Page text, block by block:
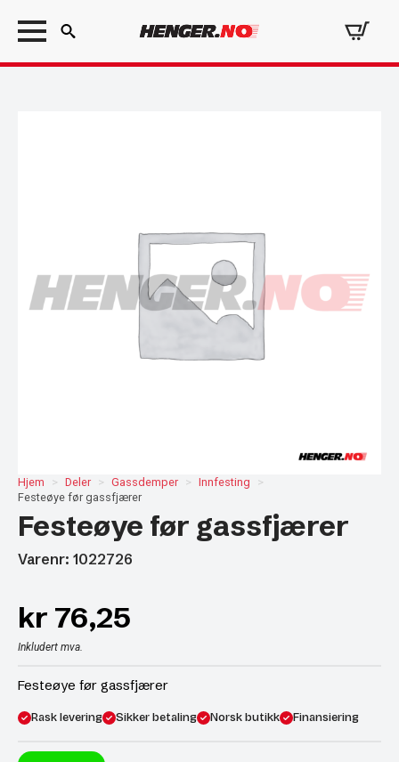
Search
Hjem Deler Gassdemper
Innfesting
Festeøye før gassfjærer
Festeøye før gassfjærer
Varenr: 1022726
kr 76,25
Inkludert mva.
Festeøye før gassfjærer
Rask levering Sikker betaling Norsk butikk Finansiering